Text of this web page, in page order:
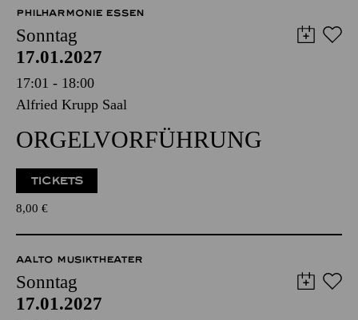
8,00 €
PHILHARMONIE ESSEN
Sonntag
17.01.2027
17:01 - 18:00
ORGEL­VORFÜHRUNG
8,00 €
AALTO MUSIKTHEATER